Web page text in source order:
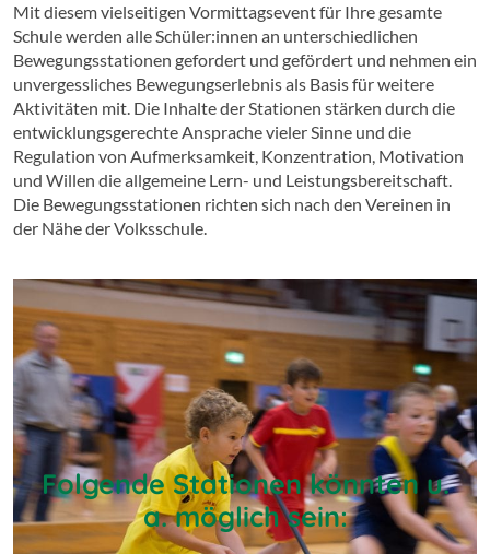
Mit diesem vielseitigen Vormittagsevent für Ihre gesamte
Schule werden alle Schüler:innen an unterschiedlichen
Bewegungsstationen gefordert und gefördert und nehmen ein
unvergessliches Bewegungserlebnis als Basis für weitere
Aktivitäten mit. Die Inhalte der Stationen stärken durch die
entwicklungsgerechte Ansprache vieler Sinne und die
Regulation von Aufmerksamkeit, Konzentration, Motivation
und Willen die allgemeine Lern- und Leistungsbereitschaft.
Die Bewegungsstationen richten sich nach den Vereinen in
der Nähe der Volksschule.
Folgende Stationen könnten u.
a. möglich sein:
Folgende Stationen könnten u.
a. möglich sein:
Handball (Spiel und Geschicklichkeitsübungen)
Kletterspezifische Übungen und Spiele je nach
Möglichkeiten im Turnsaal
Leichtathletik (Laufspiele,
Geschwindigkeitsmessung)
Rodeln (Startrampe)
Tanzstation